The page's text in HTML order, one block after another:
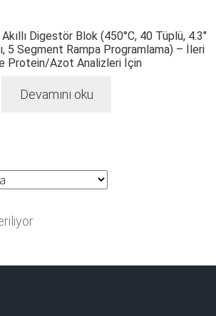
Digestör Blok (450°C, 40 Tüplü, 4.3″
5 Segment Rampa Programlama) – İleri
Protein/Azot Analizleri İçin
Devamını oku